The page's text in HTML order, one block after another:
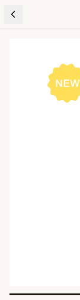
Skip to content